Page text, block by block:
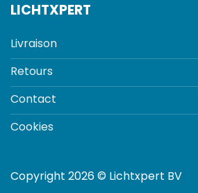
LICHTXPERT
Livraison
Retours
Contact
Cookies
Copyright 2026 © Lichtxpert BV